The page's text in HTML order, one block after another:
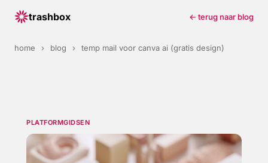
trashbox ← terug naar blog
home › blog › temp mail voor canva ai (gratis design)
PLATFORMGIDSEN